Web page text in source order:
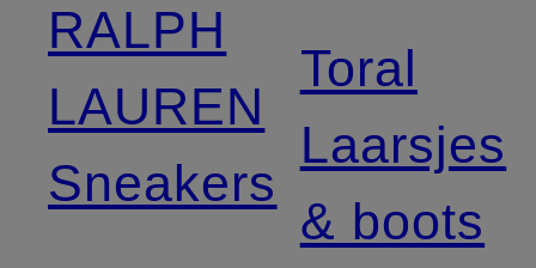
RALPH
LAUREN
Sneakers
Toral
Laarsjes
& boots